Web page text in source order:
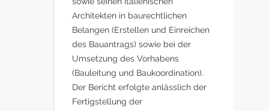
Architekten in baurechtlichen
Belangen (Erstellen und Einreichen
des Bauantrags) sowie bei der
Umsetzung des Vorhabens
(Bauleitung und Baukoordination).
Der Bericht erfolgte anlässlich der
Fertigstellung der